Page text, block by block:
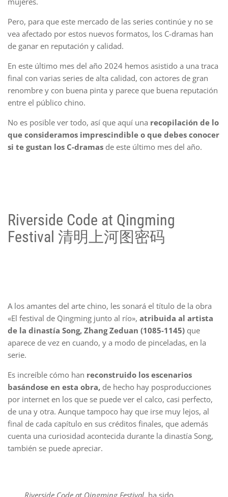
Pero, para que este mercado de las series continúe y no se
vea afectado por estos nuevos formatos, los C-dramas han
de ganar en reputación y calidad.
En este último mes del año 2024 hemos asistido a una traca
final con varias series de alta calidad, con actores de gran
renombre y con buena pinta y parece que buena reputación
entre el público chino.
No es posible ver todo, así que aquí una recopilación de lo
que consideramos imprescindible o que debes conocer
si te gustan los C-dramas de este último mes del año.
Riverside Code at Qingming
Festival 清明上河图密码
A los amantes del arte chino, les sonará el título de la obra
«El festival de Qingming junto al río», atribuida al artista
de la dinastía Song, Zhang Zeduan (1085-1145) que
aparece de vez en cuando, y a modo de pinceladas, en la
serie.
Es increíble cómo han reconstruido los escenarios
basándose en esta obra, de hecho hay posproducciones
por internet en los que se puede ver el calco, casi perfecto,
de una y otra. Aunque tampoco hay que irse muy lejos, al
final de cada capítulo en sus créditos finales, que además
cuenta una curiosidad acontecida durante la dinastía Song,
también se puede apreciar.